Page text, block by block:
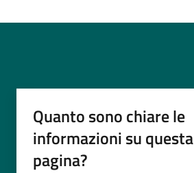
Quanto sono chiare le
informazioni su questa
pagina?